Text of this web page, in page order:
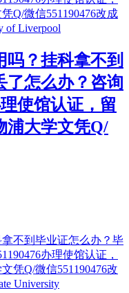
吗？挂科拿不到
了怎么办？咨询
使馆认证，留
浦大学文凭Q/